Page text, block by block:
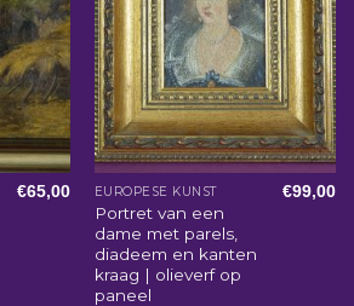
€65,00 EUROPESE KUNST
Portret van een
dame met parels,
diadeem en kanten
kraag | olieverf op
paneel
€99,00